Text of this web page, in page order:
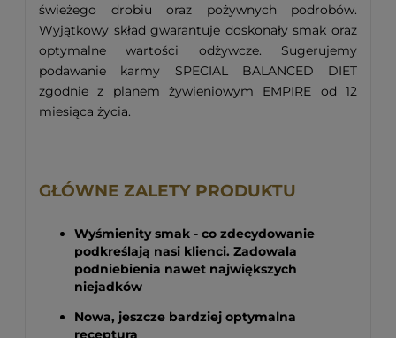
świeżego drobiu oraz pożywnych podrobów.
Wyjątkowy skład gwarantuje doskonały smak oraz
optymalne wartości odżywcze. Sugerujemy
podawanie karmy SPECIAL BALANCED DIET
zgodnie z planem żywieniowym EMPIRE od 12
miesiąca życia.
GŁÓWNE ZALETY PRODUKTU
Wyśmienity smak - co zdecydowanie
podkreślają nasi klienci. Zadowala
podniebienia nawet największych
niejadków
Nowa, jeszcze bardziej optymalna
receptura